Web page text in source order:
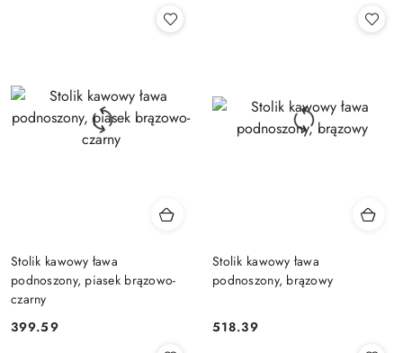
Stolik kawowy ława
podnoszony, piasek brązowo-
czarny
Cena:
399.59
Stolik kawowy ława
podnoszony, brązowy
Cena:
518.39